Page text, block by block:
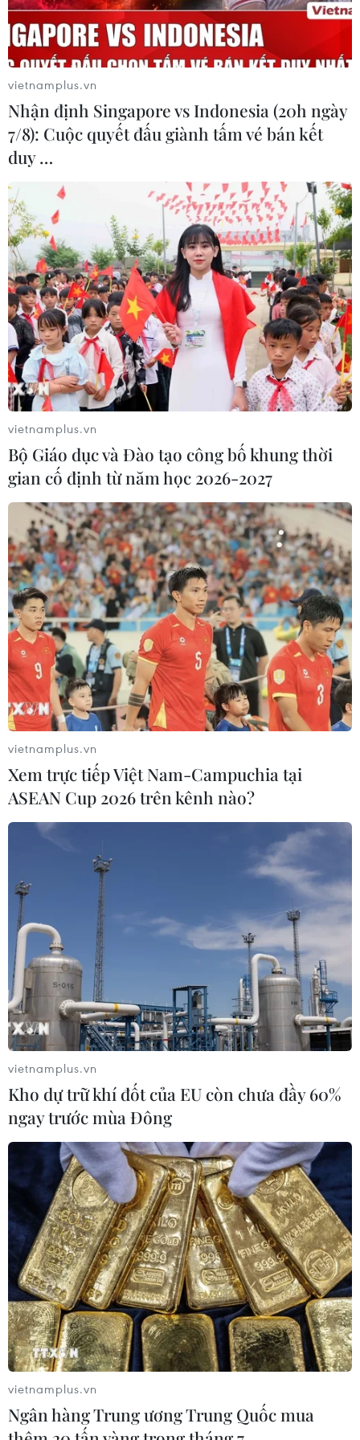
hai hình thức
+ Hình thức offline: Tổ chức giải chạy diễn
ra tại Cổng Công viên Thống Nhất - Không
gian phố đi bộ Trần Nhân Tông, phường
Nguyễn Du, quận Hai Bà Trưng, thành phố
Hà Nội, dự kiến với cự ly 5 km.
+ Hình thức online: Tổ chức giải chạy
online thông qua Ứng dụng tập luyện thể
thao 84RACE và Strava được triển khai trên
quy mô toàn quốc, diễn ra từ ngày
8/3/2025-31/3/2025.
Thông tin về Chương trình sẽ được đăng tải
trên Fanpage Chương trình quốc gia về sử
dụng năng lượng tiết kiệm và hiệu quả
2019-2030
(https://www.facebook.com/vptknl2019) và
Fanpage Phát động "Toàn dân tiết kiệm
năng lượng hưởng ứng Giờ Trái đất"
(https://www.facebook.com/profile.php?
id=61573573953947
Thương.
(Vietnam+)
#bảo vệ môi trường
#giờ trái đất
#tiết kiệm năng lượng
#tiết kiệm điện
#năng lượng tái tạo
#chuyển dịch năng lượng
Theo dõi VietnamPlus
TIN LIÊN QUAN
Gần 48.000 người tham gia cuộc thi tìm
hiểu kiến thức về tiết kiệm năng lượng
05/04/2024 10:25
vietnamplus.vn
Nhận định Singapore vs Indonesia (20h ngày
7/8): Cuộc quyết đấu giành tấm vé bán kết
duy …
vietnamplus.vn
Bộ Giáo dục và Đào tạo công bố khung thời
gian cố định từ năm học 2026-2027
vietnamplus.vn
Xem trực tiếp Việt Nam-Campuchia tại
ASEAN Cup 2026 trên kênh nào?
vietnamplus.vn
Kho dự trữ khí đốt của EU còn chưa đầy 60%
ngay trước mùa Đông
vietnamplus.vn
Ngân hàng Trung ương Trung Quốc mua